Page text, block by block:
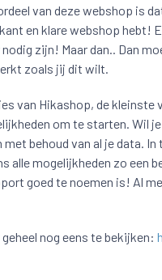
van deze webshop is
en klare webshop hebt!
zijn! Maar dan.. Dan
zoals jij dit wilt.
van Hikashop, de
om te starten. Wil
met behoud van al je data.
alle mogelijkheden zo een
goed te noemen is! Al
nog eens te bekijken: